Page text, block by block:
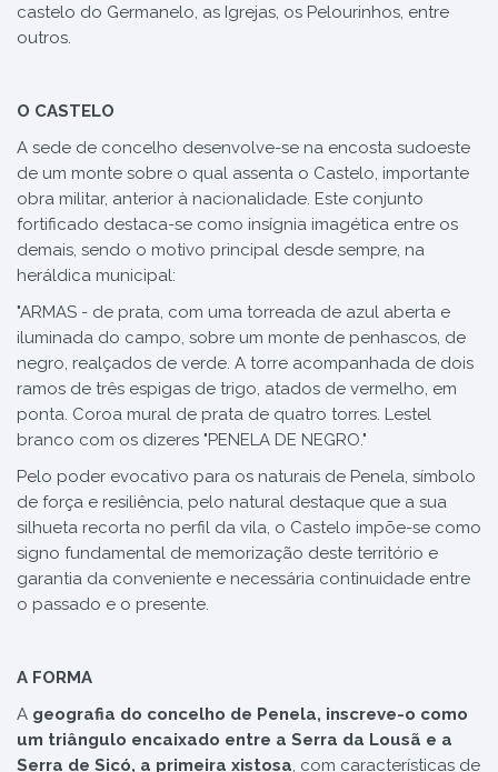
castelo do Germanelo, as Igrejas, os Pelourinhos, entre
outros.
O CASTELO
A sede de concelho desenvolve-se na encosta sudoeste
de um monte sobre o qual assenta o Castelo, importante
obra militar, anterior à nacionalidade. Este conjunto
fortificado destaca-se como insígnia imagética entre os
demais, sendo o motivo principal desde sempre, na
heráldica municipal:
"ARMAS - de prata, com uma torreada de azul aberta e
iluminada do campo, sobre um monte de penhascos, de
negro, realçados de verde. A torre acompanhada de dois
ramos de três espigas de trigo, atados de vermelho, em
ponta. Coroa mural de prata de quatro torres. Lestel
branco com os dizeres "PENELA DE NEGRO."
Pelo poder evocativo para os naturais de Penela, símbolo
de força e resiliência, pelo natural destaque que a sua
silhueta recorta no perfil da vila, o Castelo impõe-se como
signo fundamental de memorização deste território e
garantia da conveniente e necessária continuidade entre
o passado e o presente.
A FORMA
A geografia do concelho de Penela, inscreve-o como
um triângulo encaixado entre a Serra da Lousã e a
Serra de Sicó, a primeira xistosa, com características de